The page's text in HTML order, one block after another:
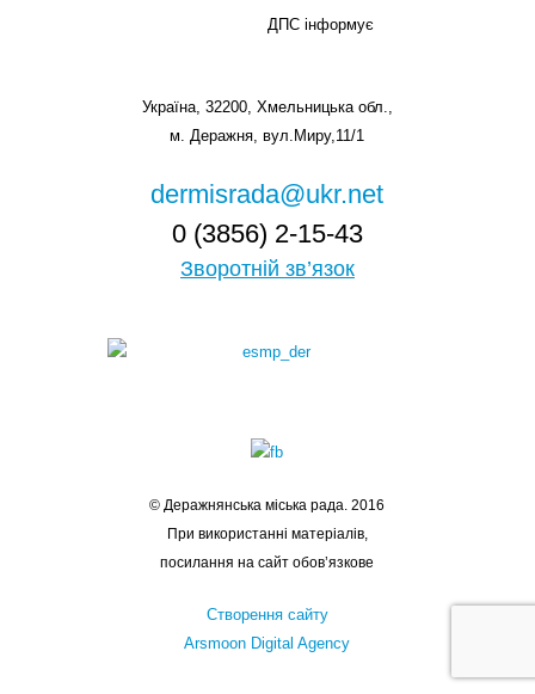
ДПС інформує
Україна, 32200, Хмельницька обл.,
м. Деражня, вул.Миру,11/1
dermisrada@ukr.net
0 (3856) 2-15-43
Зворотній зв’язок
© Деражнянська міська рада. 2016
При використанні матеріалів,
посилання на сайт обов’язкове
Створення сайту
Arsmoon Digital Agency